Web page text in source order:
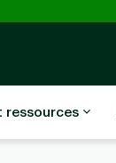
ressources